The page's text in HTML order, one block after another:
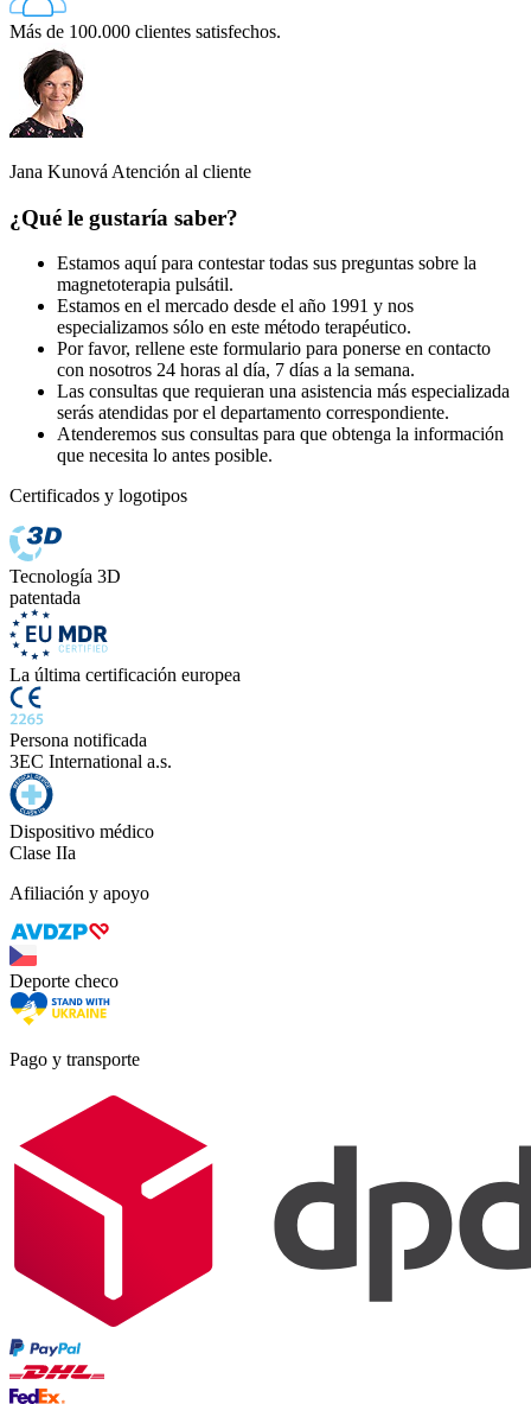
Más de 100.000 clientes satisfechos.
Jana Kunová Atención al cliente
¿Qué le gustaría saber?
Estamos aquí para contestar todas sus preguntas sobre la
magnetoterapia pulsátil.
Estamos en el mercado desde el año 1991 y nos
especializamos sólo en este método terapéutico.
Por favor, rellene este formulario para ponerse en contacto
con nosotros 24 horas al día, 7 días a la semana.
Las consultas que requieran una asistencia más especializada
serás atendidas por el departamento correspondiente.
Atenderemos sus consultas para que obtenga la información
que necesita lo antes posible.
Certificados y logotipos
Tecnología 3D
patentada
La última certificación europea
Persona notificada
3EC International a.s.
Dispositivo médico
Clase IIa
Afiliación y apoyo
Deporte checo
Pago y transporte